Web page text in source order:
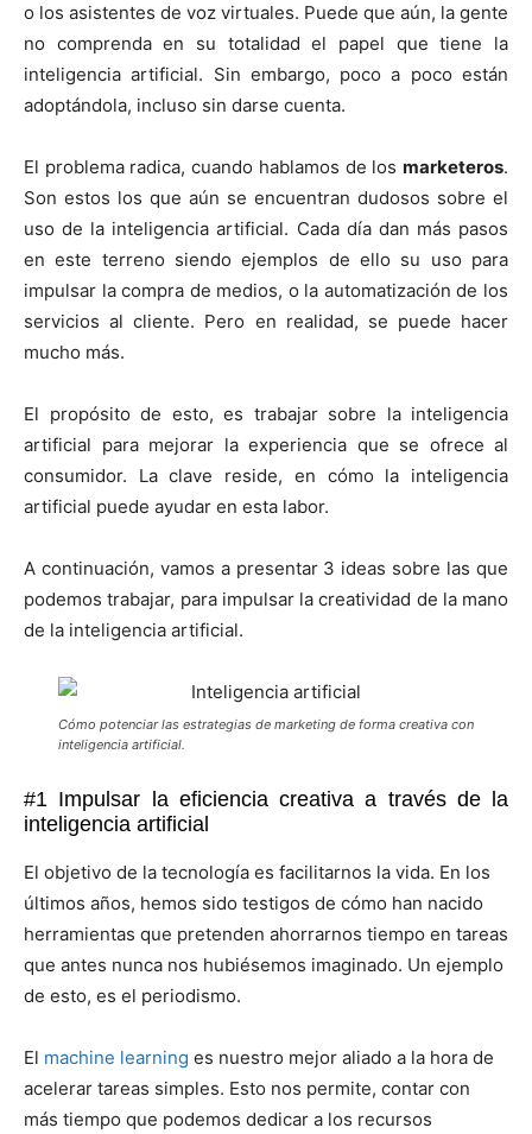
o los asistentes de voz virtuales. Puede que aún, la gente
no comprenda en su totalidad el papel que tiene la
inteligencia artificial. Sin embargo, poco a poco están
adoptándola, incluso sin darse cuenta.
El problema radica, cuando hablamos de los marketeros.
Son estos los que aún se encuentran dudosos sobre el
uso de la inteligencia artificial. Cada día dan más pasos
en este terreno siendo ejemplos de ello su uso para
impulsar la compra de medios, o la automatización de los
servicios al cliente. Pero en realidad, se puede hacer
mucho más.
El propósito de esto, es trabajar sobre la inteligencia
artificial para mejorar la experiencia que se ofrece al
consumidor. La clave reside, en cómo la inteligencia
artificial puede ayudar en esta labor.
A continuación, vamos a presentar 3 ideas sobre las que
podemos trabajar, para impulsar la creatividad de la mano
de la inteligencia artificial.
Cómo potenciar las estrategias de marketing de forma creativa con
inteligencia artificial.
#1 Impulsar la eficiencia creativa a través de la
inteligencia artificial
El objetivo de la tecnología es facilitarnos la vida. En los
últimos años, hemos sido testigos de cómo han nacido
herramientas que pretenden ahorrarnos tiempo en tareas
que antes nunca nos hubiésemos imaginado. Un ejemplo
de esto, es el periodismo.
El machine learning es nuestro mejor aliado a la hora de
acelerar tareas simples. Esto nos permite, contar con
más tiempo que podemos dedicar a los recursos